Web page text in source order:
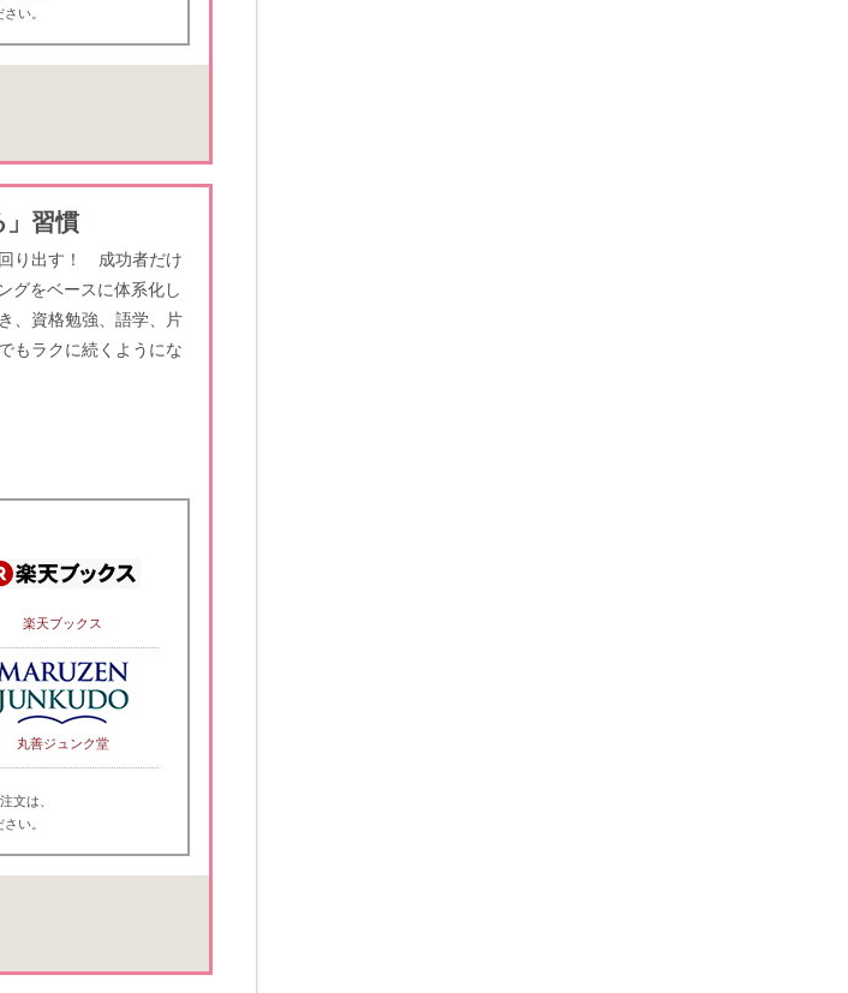
い。
」習慣
り出す！ 成功者だけ
グをベースに体系化し
、資格勉強、語学、片
もラクに続くようにな
楽天ブックス
丸善ジュンク堂
文は、
い。